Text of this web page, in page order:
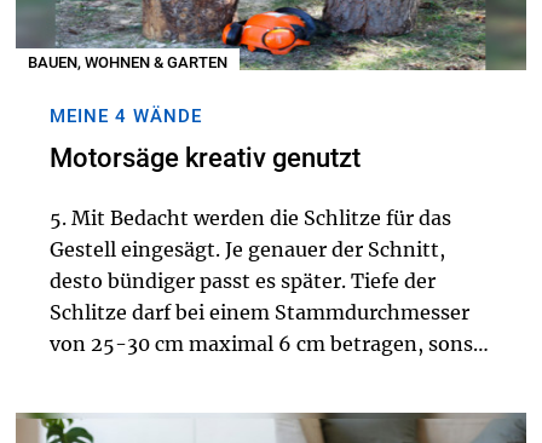
BAUEN, WOHNEN & GARTEN
MEINE 4 WÄNDE
Motorsäge kreativ genutzt
5. Mit Bedacht werden die Schlitze für das
Gestell eingesägt. Je genauer der Schnitt,
desto bündiger passt es später. Tiefe der
Schlitze darf bei einem Stammdurchmesser
von 25-30 cm maximal 6 cm betragen, sonst